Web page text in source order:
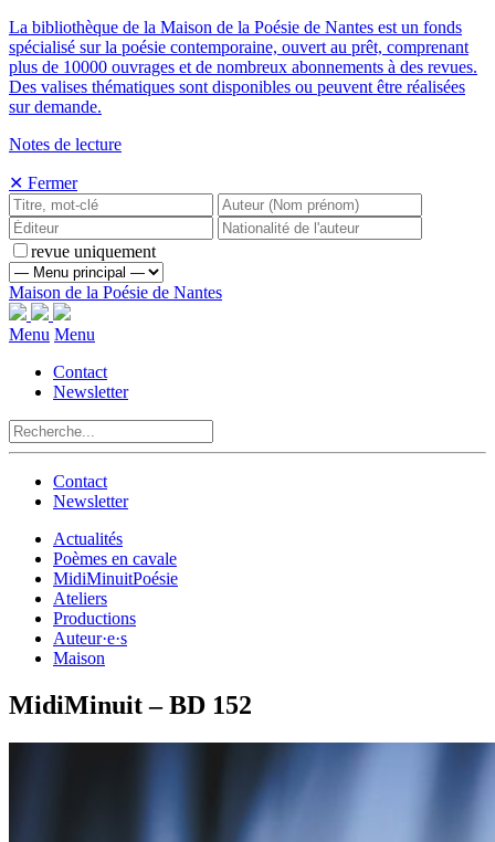
La bibliothèque de la Maison de la Poésie de Nantes est un fonds
spécialisé sur la poésie contemporaine, ouvert au prêt, comprenant
plus de 10000 ouvrages et de nombreux abonnements à des revues.
Des valises thématiques sont disponibles ou peuvent être réalisées
sur demande.
Notes de lecture
✕ Fermer
revue uniquement
Maison de la Poésie de Nantes
Menu Menu
Contact
Newsletter
Contact
Newsletter
Actualités
Poèmes en cavale
MidiMinuitPoésie
Ateliers
Productions
Auteur·e·s
Maison
MidiMinuit – BD 152